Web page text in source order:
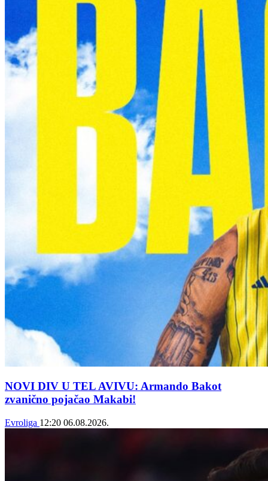
NOVI DIV U TEL AVIVU: Armando Bakot
zvanično pojačao Makabi!
Evroliga 12:20 06.08.2026.